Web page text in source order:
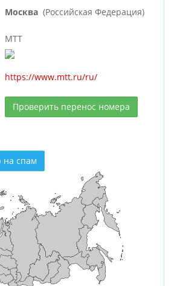
Москва (Российская Федерация)
МТТ
https://www.mtt.ru/ru/
Проверить перенос номера
на спам